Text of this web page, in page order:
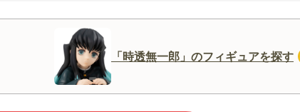
「時透無一郎」のフィギュアを探す